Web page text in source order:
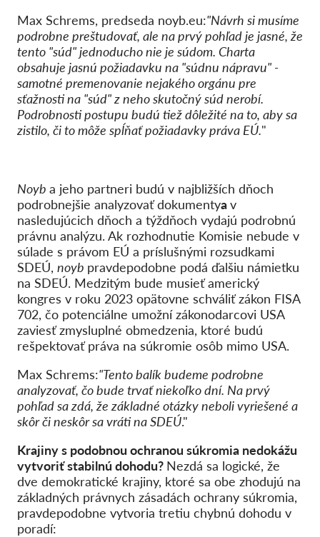
Max Schrems, predseda noyb.eu:"Návrh si musíme
podrobne preštudovať, ale na prvý pohľad je jasné, že
tento "súd" jednoducho nie je súdom. Charta
obsahuje jasnú požiadavku na "súdnu nápravu" -
samotné premenovanie nejakého orgánu pre
sťažnosti na "súd" z neho skutočný súd nerobí.
Podrobnosti postupu budú tiež dôležité na to, aby sa
zistilo, či to môže spĺňať požiadavky práva EÚ."
Noyb a jeho partneri budú v najbližších dňoch
podrobnejšie analyzovať dokumentyav
nasledujúcich dňoch a týždňoch vydajú podrobnú
právnu analýzu. Ak rozhodnutie Komisie nebude v
súlade s právom EÚ a príslušnými rozsudkami
SDEÚ, noyb pravdepodobne podá ďalšiu námietku
na SDEÚ. Medzitým bude musieť americký
kongres v roku 2023 opätovne schváliť zákon FISA
702, čo potenciálne umožní zákonodarcovi USA
zaviesť zmysluplné obmedzenia, ktoré budú
rešpektovať práva na súkromie osôb mimo USA.
Max Schrems:"Tento balík budeme podrobne
analyzovať, čo bude trvať niekoľko dní. Na prvý
pohľad sa zdá, že základné otázky neboli vyriešené a
skôr či neskôr sa vráti na SDEÚ."
Krajiny s podobnou ochranou súkromia nedokážu
vytvoriť stabilnú dohodu? Nezdá sa logické, že
dve demokratické krajiny, ktoré sa obe zhodujú na
základných právnych zásadách ochrany súkromia,
pravdepodobne vytvoria tretiu chybnú dohodu v
poradí: